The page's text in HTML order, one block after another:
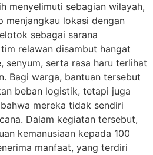
menyelimuti sebagian wilayah,
menjangkau lokasi dengan
sebagai sarana
relawan disambut hangat
senyum, serta rasa haru terlihat
Bagi warga, bantuan tersebut
beban logistik, tetapi juga
mereka tidak sendiri
Dalam kegiatan tersebut,
kemanusiaan kepada 100
manfaat, yang terdiri